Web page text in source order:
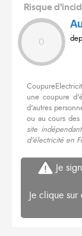
Risque
0
une coupure
d'autres
ou au cours
site
d'électricité en
Je
Je clique sur